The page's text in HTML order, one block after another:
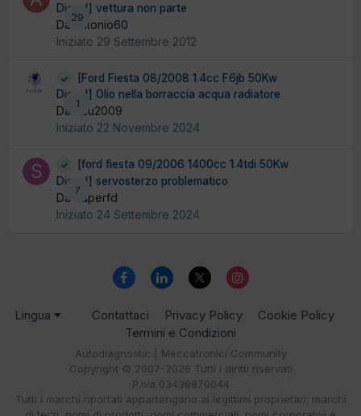
29
Diesel] vettura non parte
Da antonio60
Iniziato 29 Settembre 2012
1
[Ford Fiesta 08/2008 1.4cc F6jb 50Kw
Diesel] Olio nella borraccia acqua radiatore
Da ecu2009
Iniziato 22 Novembre 2024
7
[ford fiesta 09/2006 1400cc 1.4tdi 50Kw
Diesel] servosterzo problematico
Da Superfd
Iniziato 24 Settembre 2024
Lingua Contattaci Privacy Policy
Cookie Policy
Termini e Condizioni
Autodiagnostic | Meccatronici Community
Copyright © 2007-2026 Tutti i diritti riservati
P.iva 03438870044
Tutti i marchi riportati appartengono ai legittimi proprietari; marchi